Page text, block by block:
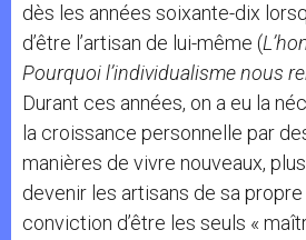
dès les années soixante-dix
d’être l’artisan de lui-même (
Pourquoi l’individualisme nous
Durant ces années, on a eu la
la croissance personnelle par
manières de vivre nouveaux,
devenir les artisans de sa
conviction d’être les seuls «